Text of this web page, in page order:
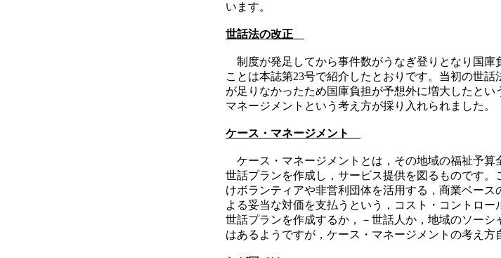
います。
世話法の改正
制度が発足してから事件数がうなぎ登りとなり国庫
ことは本誌第23号で紹介したとおりです。当初の世
が足りなかったため国庫負担が予想外に増大したとい
マネージメントという考え方が採り入れられました。
ケース・マネージメント
ケース・マネージメントとは，その地域の福祉予算
世話プランを作成し，サービス提供を図るものです
けボランティアや非営利団体を活用する，商業ベー
よる妥当な対価を支払うという，コスト・コントロ
世話プランを作成するか，－世話人か，地域のソー
はあるようですが，ケース・マネージメントの考え方